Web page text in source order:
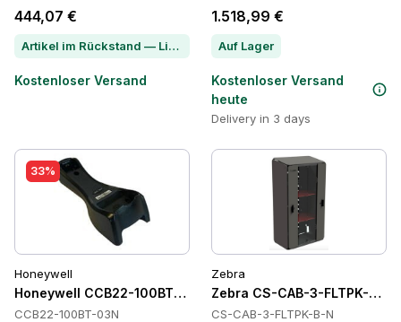
444,07 €
Artikel im Rückstand — Lieferzeit per Chat erfragen
Kostenloser Versand
1.518,99 €
Auf Lager
Kostenloser Versand
heute
Delivery in 3 days
33%
Honeywell
Honeywell CCB22-100BT-03N Power Supply
CCB22-100BT-03N
Zebra
Zebra CS-CAB-3-FLTPK-B-N
CS-CAB-3-FLTPK-B-N